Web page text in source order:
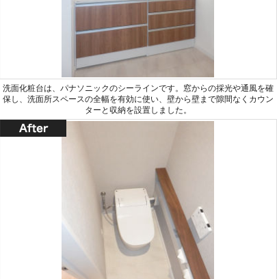
洗面化粧台は、パナソニックのシーラインです。窓からの採光や通風を確
保し、洗面所スペースの全幅を有効に使い、壁から壁まで隙間なくカウン
ターと収納を設置しました。